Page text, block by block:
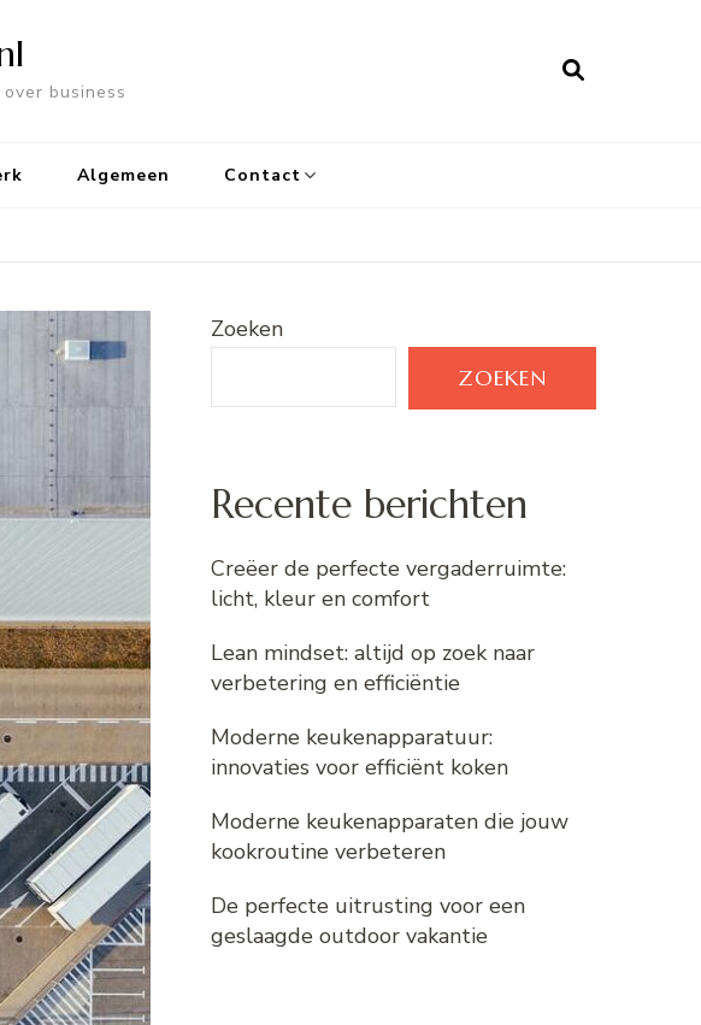
business
Algemeen Contact
Zoeken
ZOEKEN
Recente berichten
Creëer de perfecte vergaderruimte:
licht, kleur en comfort
Lean mindset: altijd op zoek naar
verbetering en efficiëntie
Moderne keukenapparatuur:
innovaties voor efficiënt koken
Moderne keukenapparaten die jouw
kookroutine verbeteren
De perfecte uitrusting voor een
geslaagde outdoor vakantie